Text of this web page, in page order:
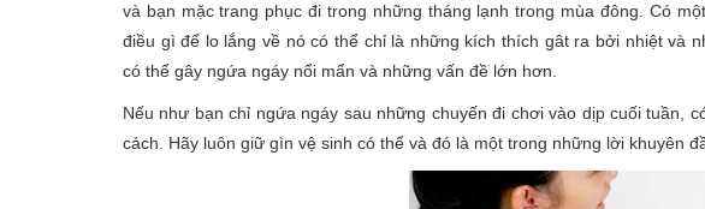
và bạn mặc trang phục đi trong những tháng lạnh trong mùa đông. Có
điều gì để lo lắng về nó có thể chỉ là những kích thích gât ra bởi nhiệt và
có thể gây ngứa ngáy nổi mẩn và những vấn đề lớn hơn.
Nếu như bạn chỉ ngứa ngáy sau những chuyến đi chơi vào dịp cuối tuần,
cách. Hãy luôn giữ gìn vệ sinh có thể và đó là một trong những lời khuyên